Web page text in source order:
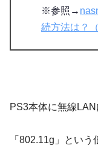
※参照→
続方法は？
PS3本体に無線LAN
「802.11g」とい